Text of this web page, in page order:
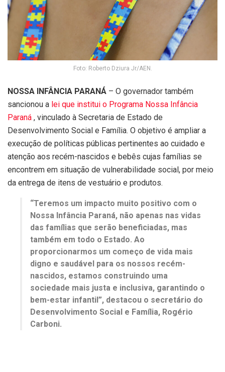
Foto: Roberto Dziura Jr/AEN.
NOSSA INFÂNCIA PARANÁ – O governador também
sancionou a lei que institui o Programa Nossa Infância
Paraná , vinculado à Secretaria de Estado de
Desenvolvimento Social e Família. O objetivo é ampliar a
execução de políticas públicas pertinentes ao cuidado e
atenção aos recém-nascidos e bebês cujas famílias se
encontrem em situação de vulnerabilidade social, por meio
da entrega de itens de vestuário e produtos.
“Teremos um impacto muito positivo com o
Nossa Infância Paraná, não apenas nas vidas
das famílias que serão beneficiadas, mas
também em todo o Estado. Ao
proporcionarmos um começo de vida mais
digno e saudável para os nossos recém-
nascidos, estamos construindo uma
sociedade mais justa e inclusiva, garantindo o
bem-estar infantil”, destacou o secretário do
Desenvolvimento Social e Família, Rogério
Carboni.